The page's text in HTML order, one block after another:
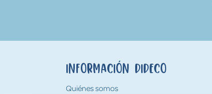
Información Dideco
Quiénes somos